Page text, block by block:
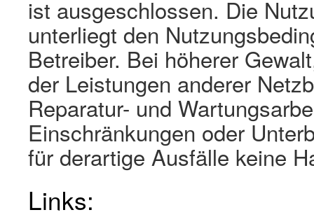
ist ausgeschlossen. Die
unterliegt den
Betreiber. Bei höherer
der Leistungen anderer
Reparatur- und
Einschränkungen oder
für derartige Ausfälle keine
Links: